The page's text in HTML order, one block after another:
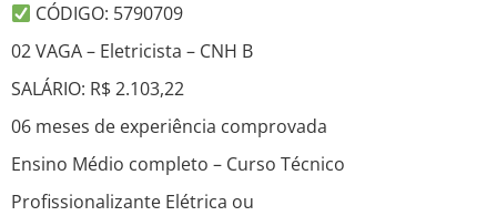
CÓDIGO: 5790709
02 VAGA – Eletricista – CNH B
SALÁRIO: R$ 2.103,22
06 meses de experiência comprovada
Ensino Médio completo – Curso Técnico
Profissionalizante Elétrica ou